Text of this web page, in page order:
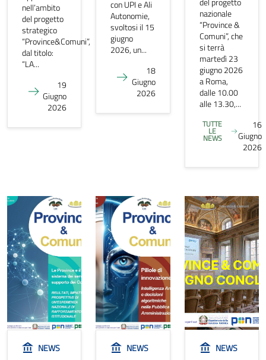
nell’ambito
del progetto
strategico
“Province&Comuni”,
dal titolo:
“LA...
19
Giugno
2026
con UPI e Ali
Autonomie,
svoltosi il 15
giugno
2026, un...
18
Giugno
2026
nazionale
“Province &
Comuni”, che
si terrà
martedì 23
giugno 2026
a Roma,
dalle 10.00
alle 13.30,...
TUTTE
LE
NEWS
16
Giugno
2026
NEWS NEWS NEWS